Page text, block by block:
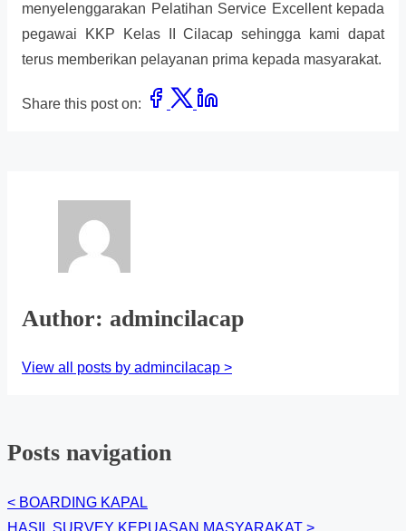
menyelenggarakan Pelatihan Service Excellent kepada
pegawai KKP Kelas II Cilacap sehingga kami dapat
terus memberikan pelayanan prima kepada masyarakat.
Share this post on:
Author: admincilacap
View all posts by admincilacap >
Posts navigation
< BOARDING KAPAL
HASIL SURVEY KEPUASAN MASYARAKAT >